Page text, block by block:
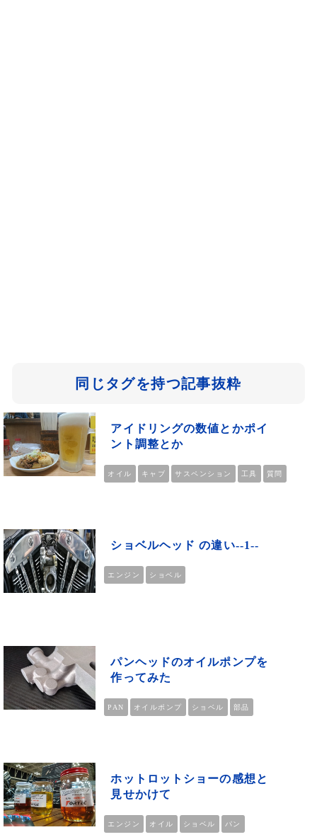
同じタグを持つ記事抜粋
アイドリングの数値とかポイ
ント調整とか
オイル キャブ サスペンション 工具 質問
ショベルヘッド の違い--1--
エンジン ショベル
パンヘッドのオイルポンプを
作ってみた
PAN オイルポンプ ショベル 部品
ホットロットショーの感想と
見せかけて
エンジン オイル ショベル パン